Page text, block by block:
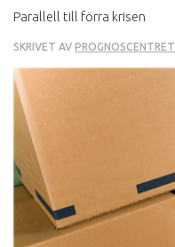
Parallell till förra krisen
SKRIVET AV PROGNOSCENTRET